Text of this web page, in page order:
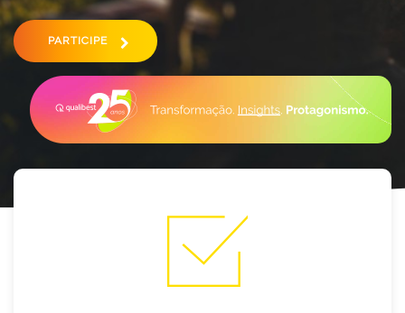
PARTICIPE